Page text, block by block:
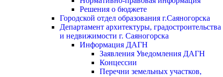
Решения о бюджете
Городской отдел образования г.Саяногорска
Департамент архитектуры, градостроительства
и недвижимости г. Саяногорска
Информация ДАГН
Заявления Уведомления ДАГН
Концессии
Перечни земельных участков,